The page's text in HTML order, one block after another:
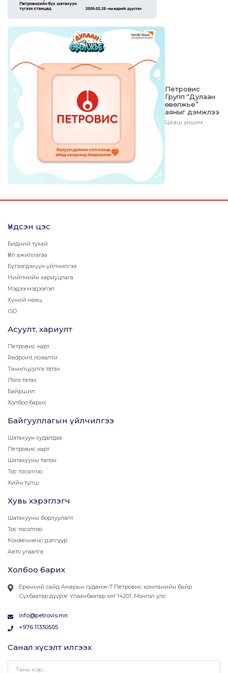
Петровис
Групп “Дулаан
өвөлжье”
аяныг дэмжлээ
Цааш унших
Үндсэн цэс
Бидний тухай
Үйл ажиллагаа
Бүтээгдэхүүн үйлчилгээ
Нийгмийн хариуцлага
Мэдээ мэдээлэл
Хүний нөөц
ISO
Асуулт, хариулт
Петровис карт
Redpoint лояалти
Танилцуулга татах
Лого татах
Байршил
Холбоо барих
Байгууллагын үйлчилгээ
Шатахуун худалдаа
Петровис карт
Шатахууны талон
Тос тосолгоо
Хийн түлш
Хувь хэрэглэгч
Шатахууны борлуулалт
Тос тосолгоо
Конвениенс дэлгүүр
Авто угаалга
Холбоо барих
Ерөнхий сайд Амарын гудамж-7 Петровис компанийн байр
Сүхбаатар дүүрэг Улаанбаатар хот 14201, Монгол улс
info@petrovis.mn
+976 11330505
Санал хүсэлт илгээх